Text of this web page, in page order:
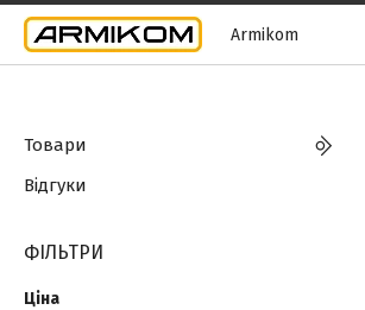
Armikom
Товари
Відгуки
ФІЛЬТРИ
Ціна